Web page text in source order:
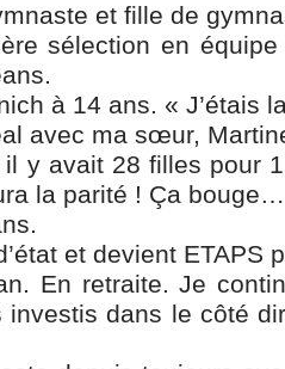
et fille de
sélection en
à 14 ans. « J’étais
avec ma sœur,
y avait 28 filles pour
la parité ! Ça bouge…
et devient ETAPS
En retraite. Je
dans le côté